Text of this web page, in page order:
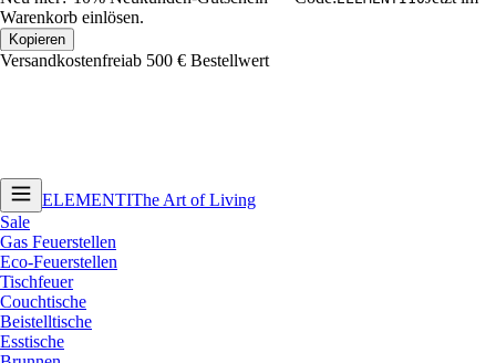
Warenkorb einlösen.
Kopieren
Versandkostenfreiab 500 € Bestellwert
ELEMENTIThe Art of Living
Sale
Gas Feuerstellen
Eco-Feuerstellen
Tischfeuer
Couchtische
Beistelltische
Esstische